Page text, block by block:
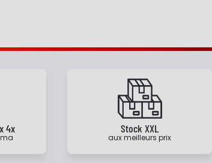
4x Stock XXL
aux meilleurs prix